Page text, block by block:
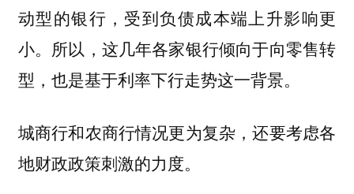
动型的银行，受到负债成本端上升影响更
小。所以，这几年各家银行倾向于向零售转
型，也是基于利率下行走势这一背景。
城商行和农商行情况更为复杂，还要考虑各
地财政政策刺激的力度。